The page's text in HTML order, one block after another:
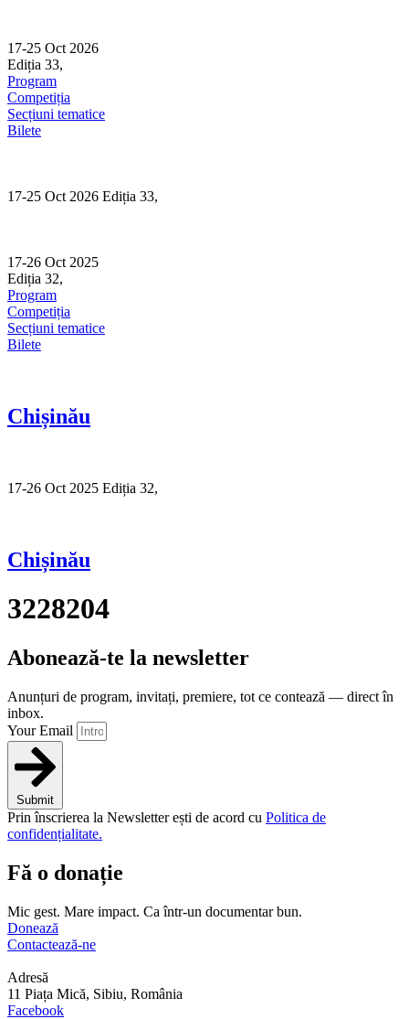
content
17-25 Oct 2026
Ediția 33,
Program
Competiția
Secțiuni tematice
Bilete
17-25 Oct 2026 Ediția 33,
17-26 Oct 2025
Ediția 32,
Program
Competiția
Secțiuni tematice
Bilete
Chișinău
17-26 Oct 2025 Ediția 32,
Chișinău
3228204
Abonează-te la newsletter
Anunțuri de program, invitați, premiere, tot ce contează — direct în
inbox.
Your Email
Submit
Prin înscrierea la Newsletter ești de acord cu Politica de
confidențialitate.
Fă o donație
Mic gest. Mare impact. Ca într-un documentar bun.
Donează
Contactează-ne
Adresă
11 Piața Mică, Sibiu, România
Facebook